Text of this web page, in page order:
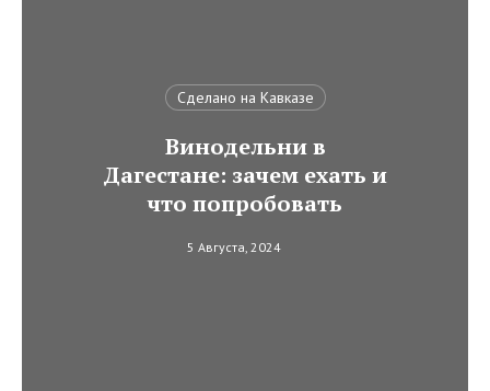
Сделано на Кавказе
Винодельни в
Дагестане: зачем ехать и
что попробовать
5 Августа, 2024